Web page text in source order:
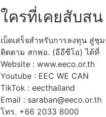
ใครที่เคยสับส
เบ็ดเสร็จสำหรับการลงทุน สู่ชุ
ติดตาม สกพอ. (อีอีซีโอ) ได้ที่
Website : www.eeco.or.th
Youtube : EEC WE CAN
TikTok : eecthailand
Email : saraban@eeco.or.th
โทร. +66 2033 8000